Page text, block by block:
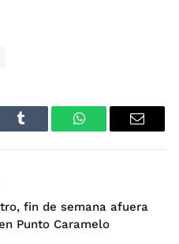
Tumblr WhatsAppEmail
fin de semana afuera
Punto Caramelo